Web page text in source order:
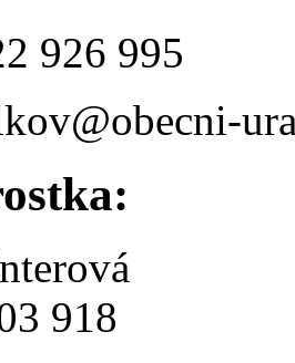
926 995
918